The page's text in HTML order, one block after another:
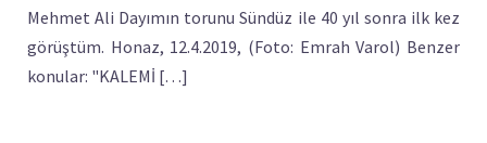
Mehmet Ali Dayımın torunu Sündüz ile 40 yıl sonra ilk kez
görüştüm. Honaz, 12.4.2019, (Foto: Emrah Varol) Benzer
konular: "KALEMİ […]